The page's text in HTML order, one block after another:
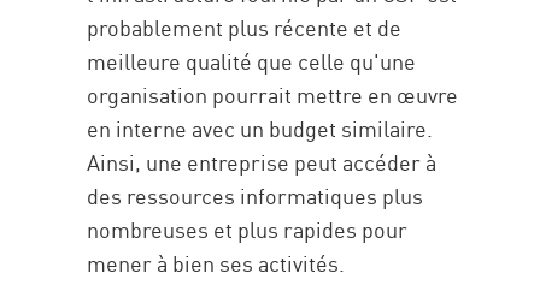
probablement plus récente et de
meilleure qualité que celle qu'une
organisation pourrait mettre en œuvre
en interne avec un budget similaire.
Ainsi, une entreprise peut accéder à
des ressources informatiques plus
nombreuses et plus rapides pour
mener à bien ses activités.